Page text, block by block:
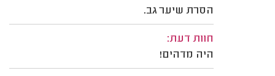
הסרת שיער גב.
חוות דעת:
היה מדהים!